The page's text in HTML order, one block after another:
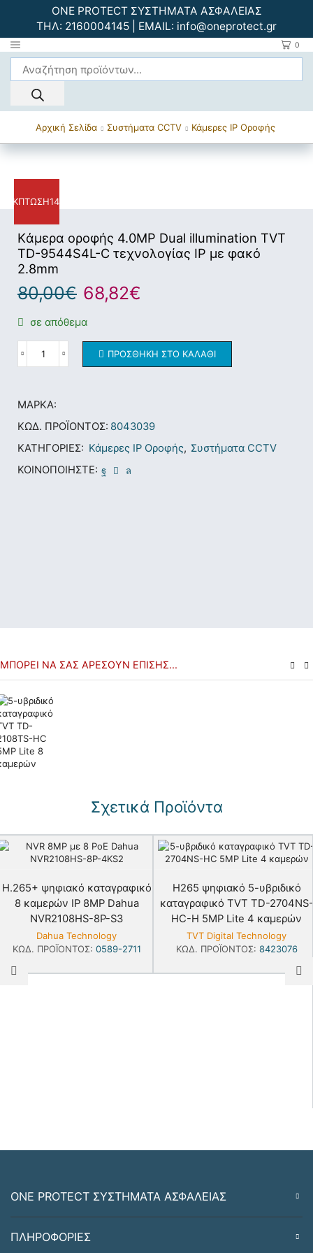
ONE PROTECT ΣΥΣΤΗΜΑΤΑ ΑΣΦΑΛΕΙΑΣ
ΤΗΛ: 2160004145 | EMAIL: info@oneprotect.gr
0
Αρχική Σελίδα Συστήματα CCTV Κάμερες IP Οροφής
ΈΚΠΤΩΣΗ14%
Kάμερα οροφής 4.0MP Dual illumination TVT
TD-9544S4L-C τεχνολογίας IP με φακό
2.8mm
80,00€ 68,82€
σε απόθεμα
ΠΡΟΣΘΉΚΗ ΣΤΟ ΚΑΛΆΘΙ
ΜΆΡΚΑ:
ΚΩΔ. ΠΡΟΪΌΝΤΟΣ: 8043039
ΚΑΤΗΓΟΡΊΕΣ: Κάμερες IP Οροφής, Συστήματα CCTV
ΚΟΙΝΟΠΟΙΉΣΤΕ:
ΜΠΟΡΕΊ ΝΑ ΣΑΣ ΑΡΈΣΟΥΝ ΕΠΊΣΗΣ...
Σχετικά Προϊόντα
H.265+ ψηφιακό καταγραφικό
8 καμερών IP 8MP Dahua
NVR2108HS-8P-S3
Dahua Technology
ΚΩΔ. ΠΡΟΪΌΝΤΟΣ: 0589-2711
H265 ψηφιακό 5-υβριδικό
καταγραφικό TVT TD-2704NS-
HC-H 5MP Lite 4 καμερών
TVT Digital Technology
ΚΩΔ. ΠΡΟΪΌΝΤΟΣ: 8423076
ONE PROTECT ΣΥΣΤΗΜΑΤΑ ΑΣΦΑΛΕΙΑΣ
ΠΛΗΡΟΦΟΡΙΕΣ